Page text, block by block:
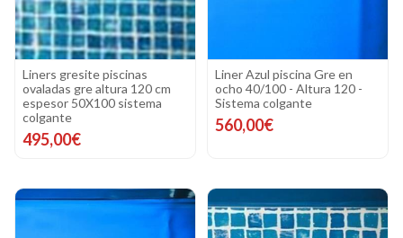
Liners gresite piscinas
ovaladas gre altura 120 cm
espesor 50X100 sistema
colgante
495,00€
Liner Azul piscina Gre en
ocho 40/100 - Altura 120 -
Sistema colgante
560,00€